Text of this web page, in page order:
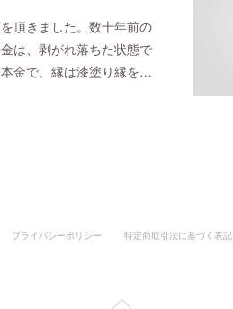
頂きました。数十年前の
は、剥がれ落ちた状態で
金で、縁は漆塗り縁を…
プライバシーポリシー 特定商取引法に基づく表記